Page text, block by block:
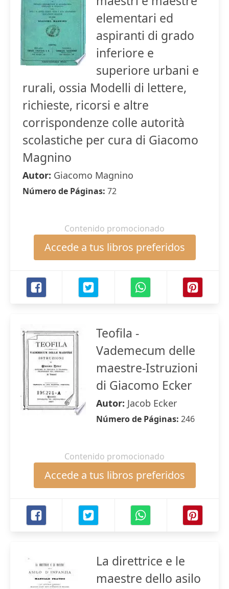
elementari ed
aspiranti di grado
inferiore e
superiore urbani e
rurali, ossia Modelli di lettere,
richieste, ricorsi e altre
corrispondenze colle autorità
scolastiche per cura di Giacomo
Magnino
Autor: Giacomo Magnino
Número de Páginas: 72
Contenido promocionado
Accede a tus libros preferidos
Teofila -
Vademecum delle
maestre-Istruzioni
di Giacomo Ecker
Autor: Jacob Ecker
Número de Páginas: 246
Contenido promocionado
Accede a tus libros preferidos
La direttrice e le
maestre dello asilo